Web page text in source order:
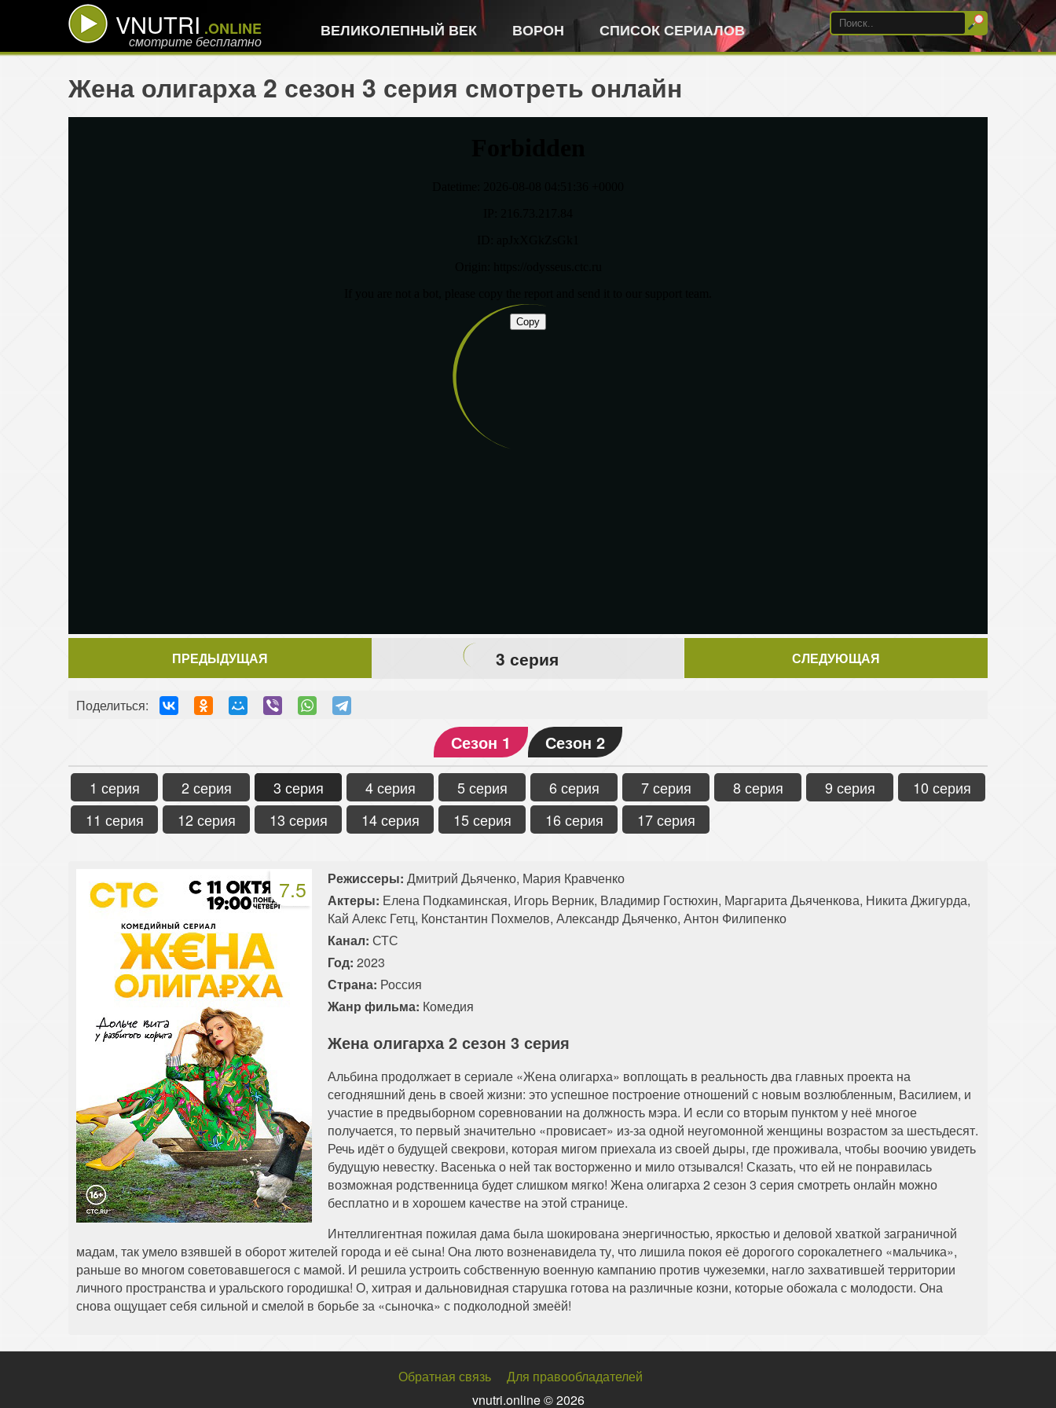
VNUTRI .ONLINE
смотрите бесплатно
ВЕЛИКОЛЕПНЫЙ ВЕК ВОРОН СПИСОК СЕРИАЛОВ
Жена олигарха 2 сезон 3 серия смотреть онлайн
ПРЕДЫДУЩАЯ 3 серия СЛЕДУЮЩАЯ
Поделиться:
Сезон 1 Сезон 2
1 серия 2 серия 3 серия 4 серия 5 серия 6 серия 7 серия 8 серия 9 серия
10 серия
11 серия
12 серия 13 серия 14 серия 15 серия 16 серия 17 серия
7.5 Режиссеры: Дмитрий Дьяченко, Мария Кравченко
Актеры: Елена Подкаминская, Игорь Верник, Владимир Гостюхин, Маргарита Дьяченкова, Никита Джигурда,
Кай Алекс Гетц, Константин Похмелов, Александр Дьяченко, Антон Филипенко
Канал: СТС
Год: 2023
Страна: Россия
Жанр фильма: Комедия
Жена олигарха 2 сезон 3 серия
Альбина продолжает в сериале «Жена олигарха» воплощать в реальность два главных проекта на
сегодняшний день в своей жизни: это успешное построение отношений с новым возлюбленным, Василием, и
участие в предвыборном соревновании на должность мэра. И если со вторым пунктом у неё многое
получается, то первый значительно «провисает» из-за одной неугомонной женщины возрастом за шестьдесят.
Речь идёт о будущей свекрови, которая мигом приехала из своей дыры, где проживала, чтобы воочию увидеть
будущую невестку. Васенька о ней так восторженно и мило отзывался! Сказать, что ей не понравилась
возможная родственница будет слишком мягко! Жена олигарха 2 сезон 3 серия смотреть онлайн можно
бесплатно и в хорошем качестве на этой странице.
Интеллигентная пожилая дама была шокирована энергичностью, яркостью и деловой хваткой заграничной
мадам, так умело взявшей в оборот жителей города и её сына! Она люто возненавидела ту, что лишила покоя её дорогого сорокалетнего «мальчика»,
раньше во многом советовавшегося с мамой. И решила устроить собственную военную кампанию против чужеземки, нагло захватившей территории
личного пространства и уральского городишка! О, хитрая и дальновидная старушка готова на различные козни, которые обожала с молодости. Она
снова ощущает себя сильной и смелой в борьбе за «сыночка» с подколодной змеёй!
Обратная связь
Для правообладателей
vnutri.online © 2026